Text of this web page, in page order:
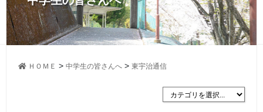
ＨＯＭＥ > 中学生の皆さんへ > 東宇治通信